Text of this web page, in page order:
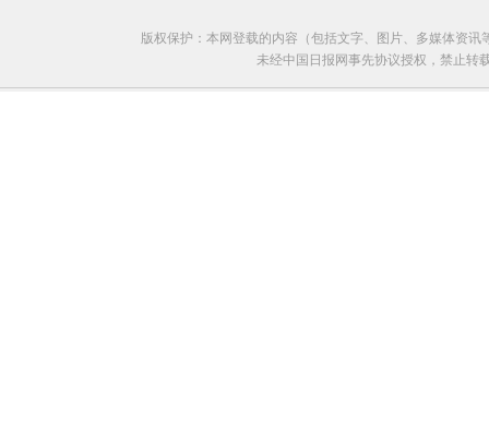
版权保护：本网登载的内容（包括文字、图片、多媒体资
未经中国日报网事先协议授权，禁止转